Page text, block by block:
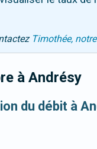
Timothée,
à Andrésy
du débit à